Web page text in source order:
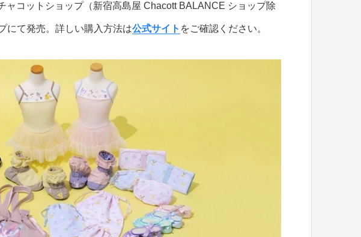
ャコットショップ（新宿高島屋 Chacott BALANCE ショップ除
にて発売。詳しい購入方法は公式サイト をご確認ください。